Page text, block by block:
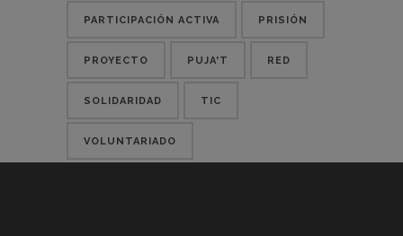
PARTICIPACIÓN ACTIVA PRISIÓN
PROYECTO PUJA'T RED
SOLIDARIDAD TIC
VOLUNTARIADO